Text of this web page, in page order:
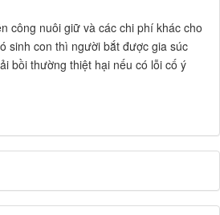
công nuôi giữ và các chi phí khác cho
sinh con thì người bắt được gia súc
bồi thường thiệt hại nếu có lỗi cố ý